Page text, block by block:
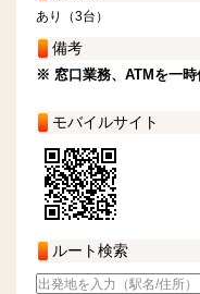
あり（3台）
備考
※ 窓口業務、ATMを一時
モバイルサイト
ルート検索